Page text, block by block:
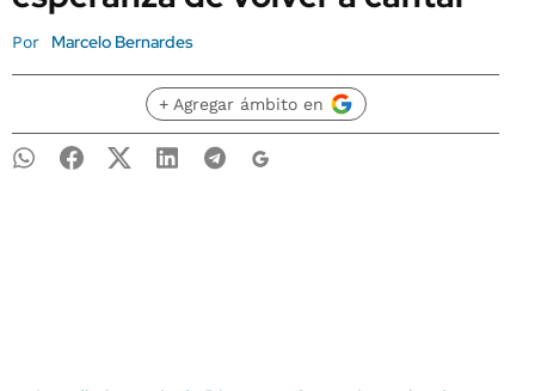
Por Marcelo Bernardes
+ Agregar ámbito en